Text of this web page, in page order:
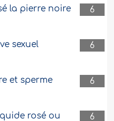
6
la pierre noire
6
sexuel
6
et sperme
6
rosé ou